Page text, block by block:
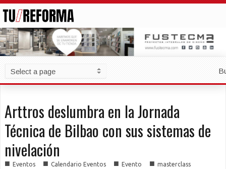
Arttros deslumbra en la Jornada
Técnica de Bilbao con sus sistemas de
nivelación
■ Eventos ■ Calendario Eventos ■ Evento ■ masterclass